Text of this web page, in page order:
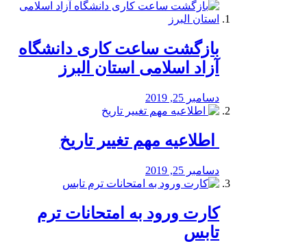
بازگشت ساعت کاری دانشگاه
آزاد اسلامی استان البرز
دسامبر 25, 2019
️ اطلاعیه مهم تغییر تاریخ
دسامبر 25, 2019
کارت ورود به امتحانات ترم
تابس